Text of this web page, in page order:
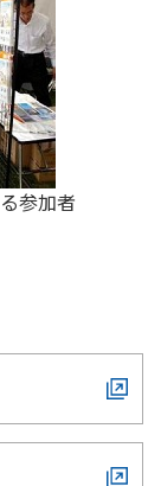
参加者